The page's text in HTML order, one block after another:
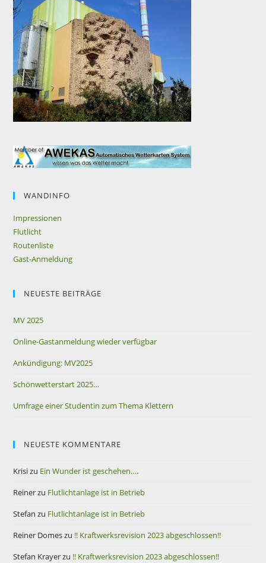
WANDINFO
Impressionen
Flutlicht
Routenliste
Gast-Anmeldung
NEUESTE BEITRÄGE
MV 2025
Online-Gastanmeldung wieder verfügbar
Ankündigung: MV2025
Schönwetterstart 2025…
Umfrage einer Studentin zum Thema Klettern
NEUESTE KOMMENTARE
Krisizu Ein Wunder ist geschehen….
Reinerzu Flutlichtanlage ist in Betrieb
Stefan zu Flutlichtanlage ist in Betrieb
Reiner Domeszu !! Kraftwerksrevision 2023 abgeschlossen!!
Stefan Krayerzu !! Kraftwerksrevision 2023 abgeschlossen!!